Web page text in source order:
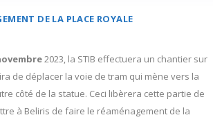
DE LA PLACE ROYALE
2023, la STIB effectuera un chantier sur
de déplacer la voie de tram qui mène vers la
côté de la statue. Ceci libèrera cette partie de
à Beliris de faire le réaménagement de la